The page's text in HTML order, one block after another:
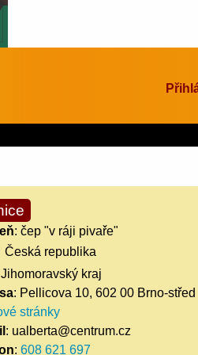
: čep "v ráji pivaře"
Česká republika
kraj
: Pellicova 10, 602 00 Brno-střed
stránky
: ualberta@centrum.cz
: 608 621 697